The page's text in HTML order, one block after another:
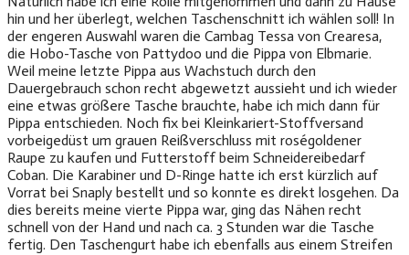
hin und her überlegt, welchen Taschenschnitt ich wählen soll! In
der engeren Auswahl waren die Cambag Tessa von Crearesa,
die Hobo-Tasche von Pattydoo und die Pippa von Elbmarie.
Weil meine letzte Pippa aus Wachstuch durch den
Dauergebrauch schon recht abgewetzt aussieht und ich wieder
eine etwas größere Tasche brauchte, habe ich mich dann für
Pippa entschieden. Noch fix bei Kleinkariert-Stoffversand
vorbeigedüst um grauen Reißverschluss mit roségoldener
Raupe zu kaufen und Futterstoff beim Schneidereibedarf
Coban. Die Karabiner und D-Ringe hatte ich erst kürzlich auf
Vorrat bei Snaply bestellt und so konnte es direkt losgehen. Da
dies bereits meine vierte Pippa war, ging das Nähen recht
schnell von der Hand und nach ca. 3 Stunden war die Tasche
fertig. Den Taschengurt habe ich ebenfalls aus einem Streifen